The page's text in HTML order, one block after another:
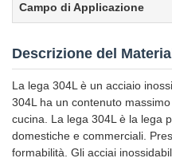
Campo di Applicazione
Descrizione del
La lega 304L è un acciaio
304L ha un contenuto
cucina. La lega 304L è la lega
domestiche e commerciali.
formabilità. Gli acciai